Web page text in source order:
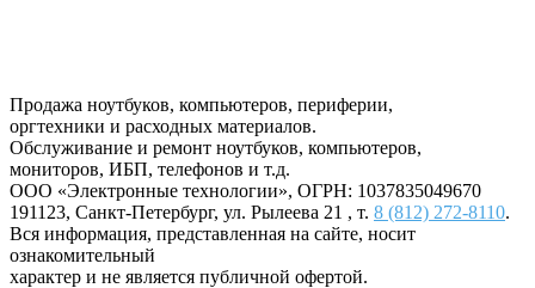
Продажа ноутбуков, компьютеров, периферии,
оргтехники и расходных материалов.
Обслуживание и ремонт ноутбуков, компьютеров,
мониторов, ИБП, телефонов и т.д.
ООО «Электронные технологии», ОГРН: 1037835049670
191123, Санкт-Петербург, ул. Рылеева 21 , т. 8 (812) 272-8110.
Вся информация, представленная на сайте, носит
ознакомительный
характер и не является публичной офертой.